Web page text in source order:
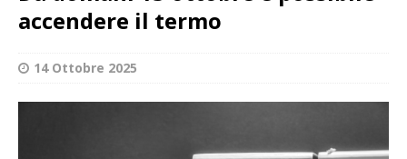
accendere il termo
14 Ottobre 2025